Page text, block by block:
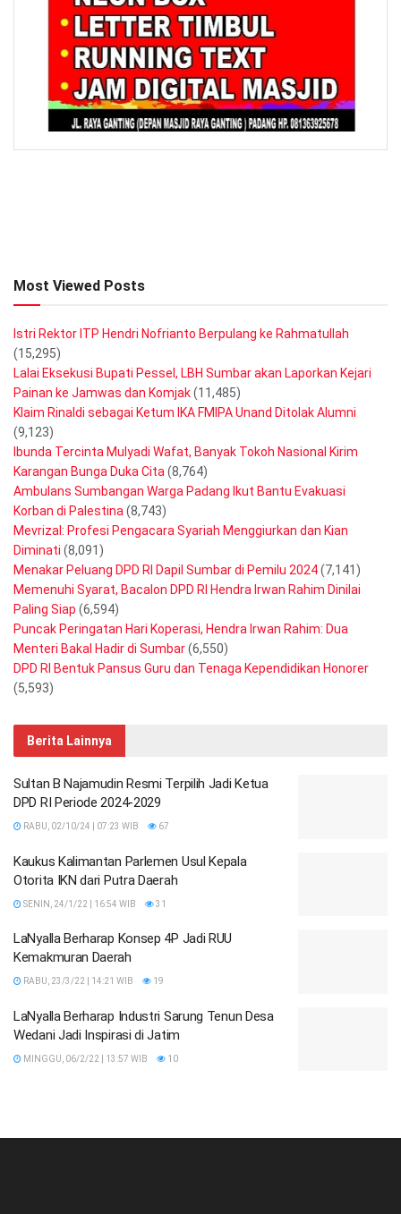
Most Viewed Posts
Istri Rektor ITP Hendri Nofrianto Berpulang ke Rahmatullah
(15,295)
Lalai Eksekusi Bupati Pessel, LBH Sumbar akan Laporkan Kejari
Painan ke Jamwas dan Komjak(11,485)
Klaim Rinaldi sebagai Ketum IKA FMIPA Unand Ditolak Alumni
(9,123)
Ibunda Tercinta Mulyadi Wafat, Banyak Tokoh Nasional Kirim
Karangan Bunga Duka Cita(8,764)
Ambulans Sumbangan Warga Padang Ikut Bantu Evakuasi
Korban di Palestina(8,743)
Mevrizal: Profesi Pengacara Syariah Menggiurkan dan Kian
Diminati (8,091)
Menakar Peluang DPD RI Dapil Sumbar di Pemilu 2024(7,141)
Memenuhi Syarat, Bacalon DPD RI Hendra Irwan Rahim Dinilai
Paling Siap (6,594)
Puncak Peringatan Hari Koperasi, Hendra Irwan Rahim: Dua
Menteri Bakal Hadir di Sumbar(6,550)
DPD RI Bentuk Pansus Guru dan Tenaga Kependidikan Honorer
(5,593)
Berita Lainnya
Sultan B Najamudin Resmi Terpilih Jadi Ketua
DPD RI Periode 2024-2029
RABU, 02/10/24 | 07:23 WIB 67
Kaukus Kalimantan Parlemen Usul Kepala
Otorita IKN dari Putra Daerah
SENIN, 24/1/22 | 16:54 WIB 31
LaNyalla Berharap Konsep 4P Jadi RUU
Kemakmuran Daerah
RABU, 23/3/22 | 14:21 WIB 19
LaNyalla Berharap Industri Sarung Tenun Desa
Wedani Jadi Inspirasi di Jatim
MINGGU, 06/2/22 | 13:57 WIB 10